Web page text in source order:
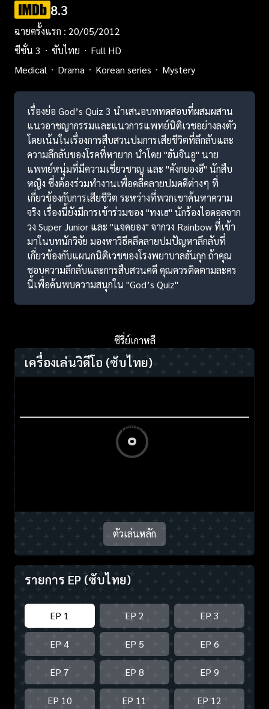
8.3
ฉายครั้งแรก : 20/05/2012
ซีซั่น 3
ซับไทย
Full HD
Medical
Drama Korean series Mystery
เรื่องย่อ God’s Quiz 3 นำเสนอบททดสอบที่ผสมผสาน
แนวอาชญากรรมและแนวการแพทย์นิติเวชอย่างลงตัว
โดยเน้นในเรื่องการสืบสวนปมการเสียชีวิตที่ลึกลับและ
ความลึกลับของโรคที่หายาก นำโดย "ฮันจินอู" นาย
แพทย์หนุ่มที่มีความเชี่ยวชาญ และ "คังกยองฮี" นักสืบ
หญิง ซึ่งต้องร่วมทำงานเพื่อคลี่คลายปมคดีต่างๆ ที่
เกี่ยวข้องกับการเสียชีวิต ระหว่างที่พวกเขาค้นหาความ
จริง เรื่องนี้ยังมีการเข้าร่วมของ "ทงเฮ" นักร้องไอดอลจาก
วง Super Junior และ "แจคยอง" จากวง Rainbow ที่เข้า
มาในบทนักวิจัย มองหาวิธีคลีคลายปมปัญหาลึกลับที่
เกี่ยวข้องกับแผนกนิติเวชของโรงพยาบาลฮันกุก ถ้าคุณ
ชอบความลึกลับและการสืบสวนคดี คุณควรติดตามละคร
นี้เพื่อค้นพบความสนุกใน "God’s Quiz"
ซีรี่ย์เกาหลี
เครื่องเล่นวิดีโอ (ซับไทย)
ตัวเล่นหลัก
รายการ EP (ซับไทย)
EP 1 EP 2 EP 3
EP 4 EP 5 EP 6
EP 7 EP 8 EP 9
EP 10 EP 11 EP 12